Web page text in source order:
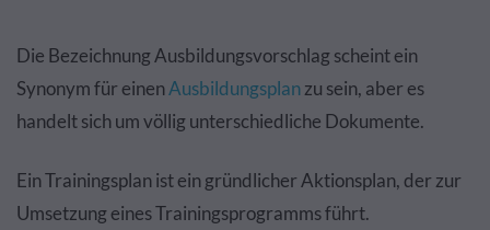
Die Bezeichnung Ausbildungsvorschlag scheint ein
Synonym für einenAusbildungsplanzu sein, aber es
handelt sich um völlig unterschiedliche Dokumente.
Ein Trainingsplan ist ein gründlicher Aktionsplan, der zur
Umsetzung eines Trainingsprogramms führt.